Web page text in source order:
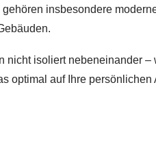
insbesondere
isoliert nebeneinander
optimal auf Ihre